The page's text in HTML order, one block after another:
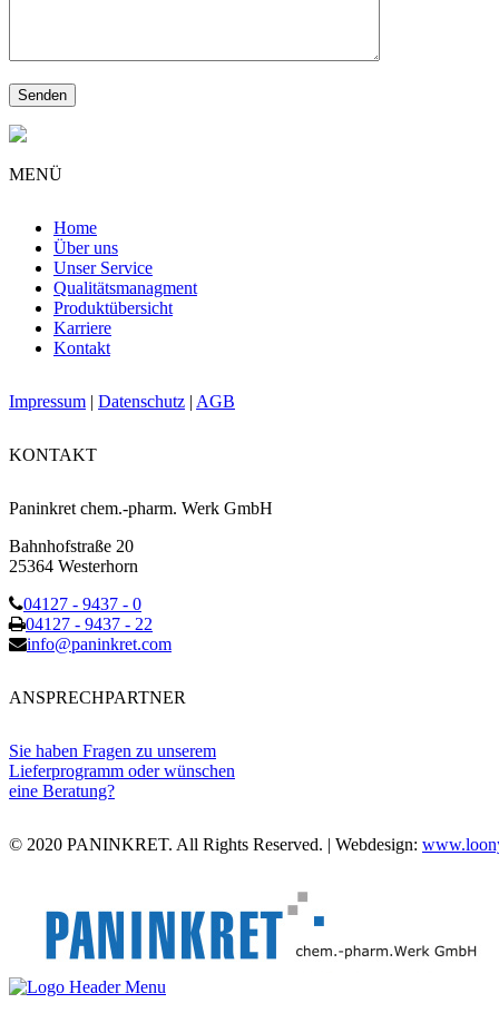
MENÜ
Home
Über uns
Unser Service
Qualitätsmanagment
Produktübersicht
Karriere
Kontakt
Impressum | Datenschutz | AGB
KONTAKT
Paninkret chem.-pharm. Werk GmbH
Bahnhofstraße 20
25364 Westerhorn
04127 - 9437 - 0
04127 - 9437 - 22
info@paninkret.com
ANSPRECHPARTNER
Sie haben Fragen zu unserem
Lieferprogramm oder wünschen
eine Beratung?
© 2020 PANINKRET. All Rights Reserved. | Webdesign: